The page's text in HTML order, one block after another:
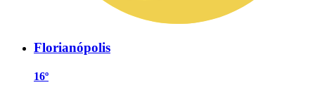
Florianópolis
16º